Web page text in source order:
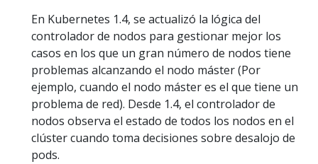
En Kubernetes 1.4, se actualizó la lógica del
controlador de nodos para gestionar mejor los
casos en los que un gran número de nodos tiene
problemas alcanzando el nodo máster (Por
ejemplo, cuando el nodo máster es el que tiene un
problema de red). Desde 1.4, el controlador de
nodos observa el estado de todos los nodos en el
clúster cuando toma decisiones sobre desalojo de
pods.